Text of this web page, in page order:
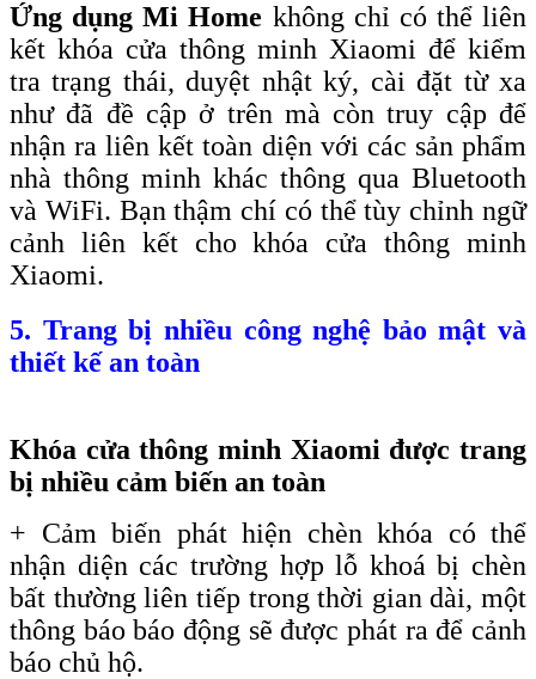
Ứng dụng Mi Home không chỉ có thể liên
kết khóa cửa thông minh Xiaomi để kiểm
tra trạng thái, duyệt nhật ký, cài đặt từ xa
như đã đề cập ở trên mà còn truy cập để
nhận ra liên kết toàn diện với các sản phẩm
nhà thông minh khác thông qua Bluetooth
và WiFi. Bạn thậm chí có thể tùy chỉnh ngữ
cảnh liên kết cho khóa cửa thông minh
Xiaomi.
5. Trang bị nhiều công nghệ bảo mật và
thiết kế an toàn
Khóa cửa thông minh Xiaomi được trang
bị nhiều cảm biến an toàn
+ Cảm biến phát hiện chèn khóa có thể
nhận diện các trường hợp lỗ khoá bị chèn
bất thường liên tiếp trong thời gian dài, một
thông báo báo động sẽ được phát ra để cảnh
báo chủ hộ.